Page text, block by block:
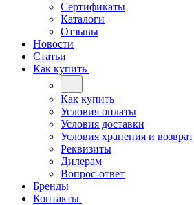
Сертификаты
Каталоги
Отзывы
Новости
Статьи
Как купить
Как купить
Условия оплаты
Условия доставки
Условия хранения и возврат
Реквизиты
Дилерам
Вопрос-ответ
Бренды
Контакты